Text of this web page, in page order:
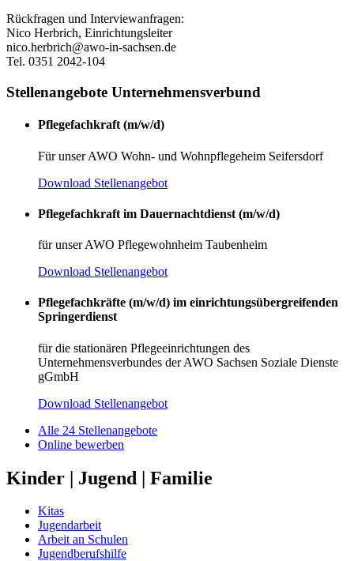
Rückfragen und Interviewanfragen:
Nico Herbrich, Einrichtungsleiter
nico.herbrich@awo-in-sachsen.de
Tel. 0351 2042-104
Stellenangebote Unternehmensverbund
Pflegefachkraft (m/w/d)
Für unser AWO Wohn- und Wohnpflegeheim Seifersdorf
Download Stellenangebot
Pflegefachkraft im Dauernachtdienst (m/w/d)
für unser AWO Pflegewohnheim Taubenheim
Download Stellenangebot
Pflegefachkräfte (m/w/d) im einrichtungsübergreifenden
Springerdienst
für die stationären Pflegeeinrichtungen des
Unternehmensverbundes der AWO Sachsen Soziale Dienste
gGmbH
Download Stellenangebot
Alle 24 Stellenangebote
Online bewerben
Kinder | Jugend | Familie
Kitas
Jugendarbeit
Arbeit an Schulen
Jugendberufshilfe